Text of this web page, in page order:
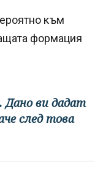
към
формация
Дано ви дадат
след това